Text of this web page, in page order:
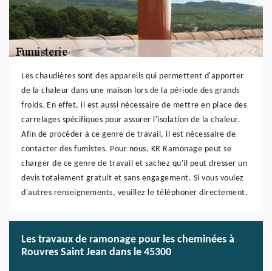
Les chaudières sont des appareils qui permettent d'apporter
de la chaleur dans une maison lors de la période des grands
froids. En effet, il est aussi nécessaire de mettre en place des
carrelages spécifiques pour assurer l'isolation de la chaleur.
Afin de procéder à ce genre de travail, il est nécessaire de
contacter des fumistes. Pour nous, KR Ramonage peut se
charger de ce genre de travail et sachez qu'il peut dresser un
devis totalement gratuit et sans engagement. Si vous voulez
d'autres renseignements, veuillez le téléphoner directement.
Les travaux de ramonage pour les cheminées à
Rouvres Saint Jean dans le 45300